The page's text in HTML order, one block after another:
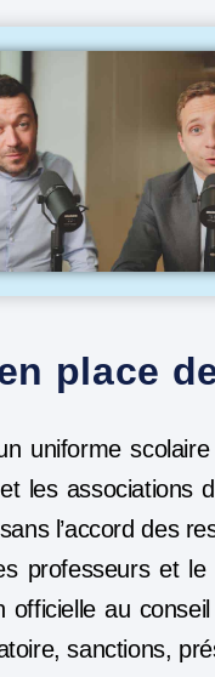
place
uniforme
les associations
sans l’accord des
professeurs et
officielle au
sanctions,